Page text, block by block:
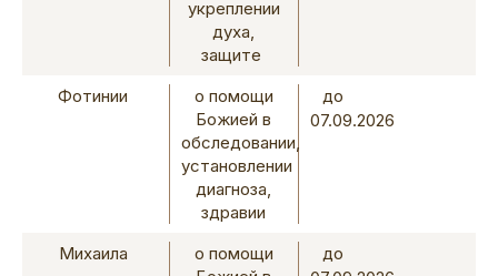
укреплении
духа,
защите
Фотинии
о помощи
Божией в
обследовании,
установлении
диагноза,
здравии
до
07.09.2026
Михаила
о помощи
до